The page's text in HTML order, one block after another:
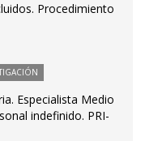
Procedimiento
Especialista Medio
indefinido. PRI-